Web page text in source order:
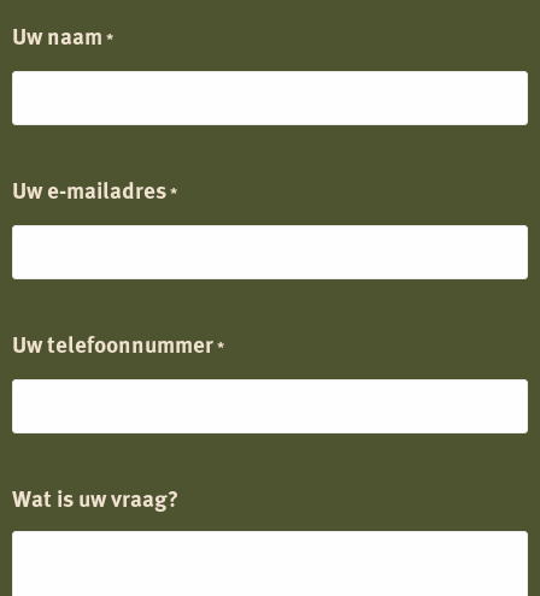
Uw naam *
Uw e-mailadres*
Uw telefoonnummer*
Wat is uw vraag?